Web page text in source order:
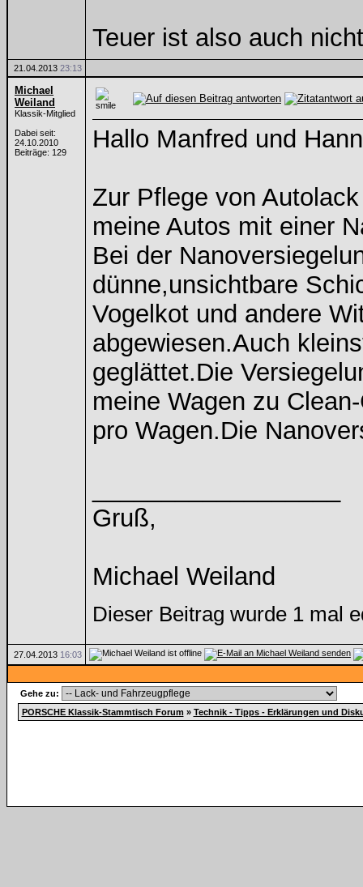
Teuer ist also auch
21.04.2013 23:13
Michael
Weiland
Klassik-Mitglied
Dabei seit:
24.10.2010
Beiträge: 129
Hallo Manfred und
Zur Pflege von
meine Autos mit einer
Bei der
dünne,unsichtbare
Vogelkot und andere
abgewiesen.Auch
geglättet.Die
meine Wagen zu
pro Wagen.Die
Gruß,
Michael Weiland
Dieser Beitrag wurde 1 mal
27.04.2013 16:03
Gehe zu:
PORSCHE Klassik-Stammtisch Forum » Technik - Tipps - Erklärungen und